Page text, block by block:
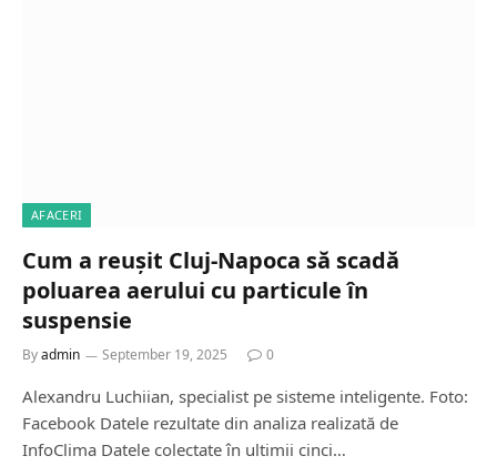
AFACERI
Cum a reușit Cluj-Napoca să scadă
poluarea aerului cu particule în
suspensie
Byadmin September 19, 2025 0
Alexandru Luchiian, specialist pe sisteme inteligente. Foto:
Facebook Datele rezultate din analiza realizată de
InfoClima Datele colectate în ultimii cinci…